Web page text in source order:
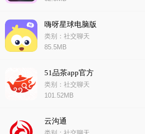
嗨呀星球电脑版
类别：社交聊天
85.5MB
51品茶app官方
类别：社交聊天
101.52MB
云沟通